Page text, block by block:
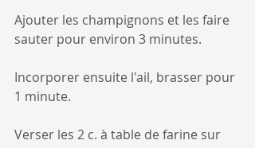
Ajouter les champignons et les faire
sauter pour environ 3 minutes.
Incorporer ensuite l'ail, brasser pour
1 minute.
Verser les 2 c. à table de farine sur